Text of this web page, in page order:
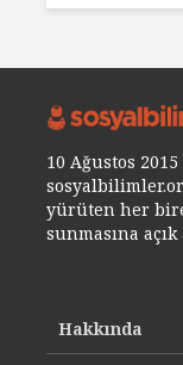
10 Ağustos
yürüten her
sunmasına
Hakkında